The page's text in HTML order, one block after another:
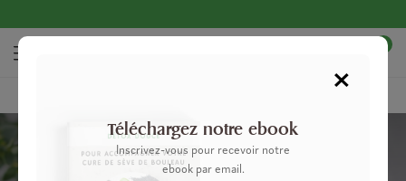
0
×
Téléchargez notre ebook
Inscrivez-vous pour recevoir notre
ebook par email.